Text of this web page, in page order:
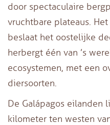
door spectaculaire
vruchtbare plateaus.
beslaat het oostelijke
herbergt één van ’s
ecosystemen, met een
diersoorten.
De Galápagos eilanden
kilometer ten westen